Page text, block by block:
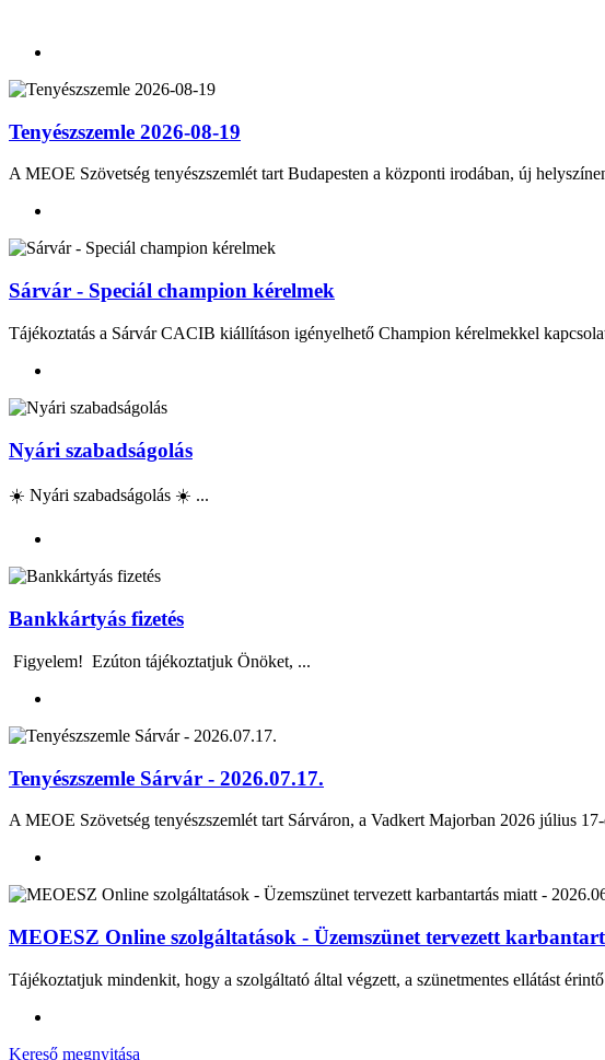
Tenyészszemle 2026-08-19
A MEOE Szövetség tenyészszemlét tart Budapesten a központi irodában, új
Sárvár - Speciál champion kérelmek
Tájékoztatás a Sárvár CACIB kiállításon igényelhető Champion kérelmekkel
Nyári szabadságolás
☀️ Nyári szabadságolás ☀️ ...
Bankkártyás fizetés
Figyelem! Ezúton tájékoztatjuk Önöket, ...
Tenyészszemle Sárvár - 2026.07.17.
A MEOE Szövetség tenyészszemlét tart Sárváron, a Vadkert Majorban 2026 július
MEOESZ Online szolgáltatások - Üzemszünet tervezett
Tájékoztatjuk mindenkit, hogy a szolgáltató által végzett, a szünetmentes ellátást
Kereső megnyitása